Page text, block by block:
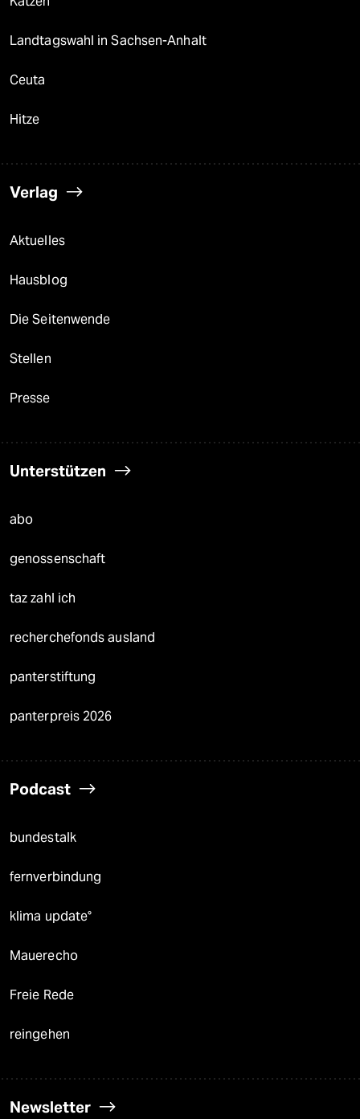
Landtagswahl in Sachsen-Anhalt
Ceuta
Hitze
Verlag
Aktuelles
Hausblog
Die Seitenwende
Stellen
Presse
Unterstützen
abo
genossenschaft
taz zahl ich
recherchefonds ausland
panterstiftung
panterpreis 2026
Podcast
bundestalk
fernverbindung
klima update°
Mauerecho
Freie Rede
reingehen
Newsletter